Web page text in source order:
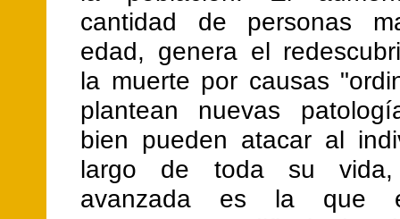
cantidad de personas
edad, genera el
la muerte por causas
plantean nuevas
bien pueden atacar al
largo de toda su
avanzada es la que